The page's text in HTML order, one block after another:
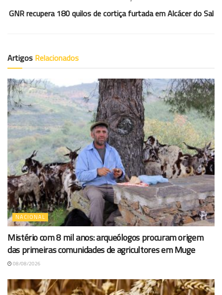
GNR recupera 180 quilos de cortiça furtada em Alcácer do Sal
Artigos Relacionados
NACIONAL
Mistério com 8 mil anos: arqueólogos procuram origem
das primeiras comunidades de agricultores em Muge
08/08/2026